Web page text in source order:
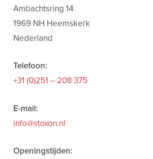
Ambachtsring 14
1969 NH Heemskerk
Nederland
Telefoon:
+31 (0)251 – 208 375
E-mail:
info@stoxon.nl
Openingstijden: